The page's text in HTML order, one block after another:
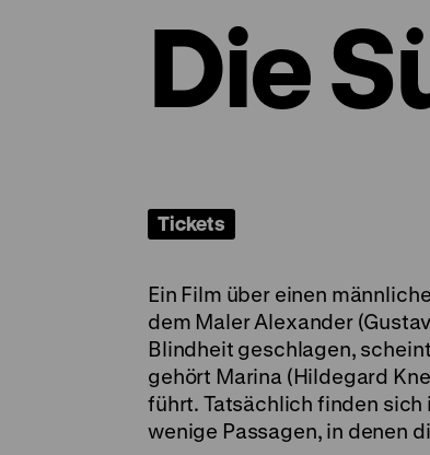
Die
Tickets
Ein Film über einen
dem Maler Alexander
Blindheit geschlagen,
gehört Marina (Hildegard
führt. Tatsächlich finden sich
wenige Passagen, in denen